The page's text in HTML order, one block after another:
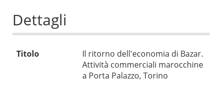
Dettagli
Titolo
Il ritorno dell'economia di Bazar.
Attività commerciali marocchine
a Porta Palazzo, Torino